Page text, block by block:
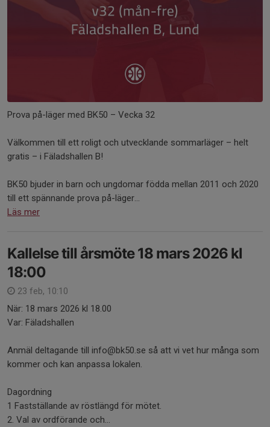
Prova på-läger med BK50 – Vecka 32
Välkommen till ett roligt och utvecklande sommarläger – helt
gratis – i Fäladshallen B!
BK50 bjuder in barn och ungdomar födda mellan 2011 och 2020
till ett spännande prova på-läger...
Läs mer
Kallelse till årsmöte 18 mars 2026 kl
18:00
23 feb, 10:10
När: 18 mars 2026 kl 18.00
Var: Fäladshallen
Anmäl deltagande till info@bk50.se så att vi vet hur många som
kommer och kan anpassa lokalen.
Dagordning
1 Fastställande av röstlängd för mötet.
2. Val av ordförande och...